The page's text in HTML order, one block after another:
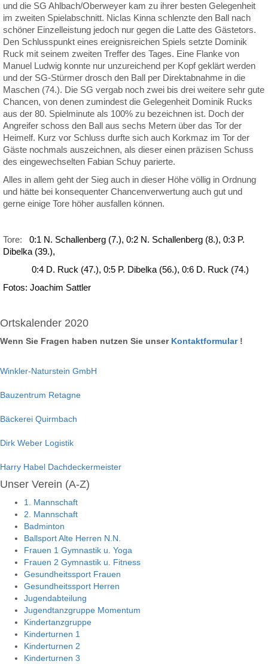
und die SG Ahlbach/Oberweyer kam zu ihrer besten Gelegenheit
im zweiten Spielabschnitt. Niclas Kinna schlenzte den Ball nach
schöner Einzelleistung jedoch nur gegen die Latte des Gästetors.
Den Schlusspunkt eines ereignisreichen Spiels setzte Dominik
Ruck mit seinem zweiten Treffer des Tages. Eine Flanke von
Manuel Ludwig konnte nur unzureichend per Kopf geklärt werden
und der SG-Stürmer drosch den Ball per Direktabnahme in die
Maschen (74.). Die SG vergab noch zwei bis drei weitere sehr gute
Chancen, von denen zumindest die Gelegenheit Dominik Rucks
aus der 80. Spielminute als 100% zu bezeichnen ist. Doch der
Angreifer schoss den Ball aus sechs Metern über das Tor der
Heimelf. Kurz vor Schluss durfte sich auch Korkmaz im Tor der
Gäste nochmals auszeichnen, als dieser einen präzisen Schuss
des eingewechselten Fabian Schuy parierte.
Alles in allem geht der Sieg auch in dieser Höhe völlig in Ordnung
und hätte bei konsequenter Chancenverwertung auch gut und
gerne einige Tore höher ausfallen können.
Tore: 0:1 N. Schallenberg (7.), 0:2 N. Schallenberg (8.), 0:3 P.
Dibelka (39.),
0:4 D. Ruck (47.), 0:5 P. Dibelka (56.), 0:6 D. Ruck (74.)
Fotos: Joachim Sattler
Ortskalender 2020
Wenn Sie Fragen haben nutzen Sie unser Kontaktformular !
Winkler-Naturstein GmbH
Bauzentrum Retagne
Bäckerei Quirmbach
Dirk Weber Logistik
Harry Habel Dachdeckermeister
Unser Verein (A-Z)
1. Mannschaft
2. Mannschaft
Badminton
Ballsport Alte Herren N.N.
Frauen 1 Gymnastik u. Yoga
Frauen 2 Gymnastik u. Fitness
Gesundheitssport Frauen
Gesundheitssport Herren
Jugendabteilung
Jugendtanzgruppe Momentum
Kindertanzgruppe
Kinderturnen 1
Kinderturnen 2
Kinderturnen 3